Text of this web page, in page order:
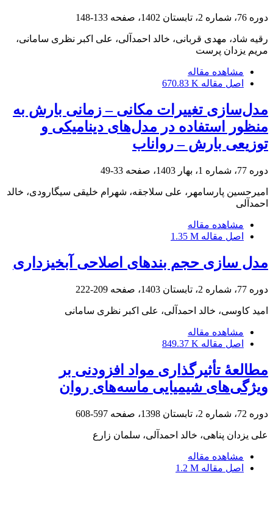
دوره 76، شماره 2، تابستان 1402، صفحه 133-148
رقیه شاد، مهدی قربانی، خالد احمدآلی، علی اکبر نظری سامانی،
مریم یزدان پرست
مشاهده مقاله
اصل مقاله 670.83 K
مدل‌سازی تغییرات مکانی – زمانی بارش به
منظور استفاده در مدل‌های دینامیکی و
توزیعی بارش – رواناب
دوره 77، شماره 1، بهار 1403، صفحه 33-49
امیرحسین پارسامهر، علی سلاجقه، شهرام خلیقی سیگارودی، خالد
احمدآلی
مشاهده مقاله
اصل مقاله 1.35 M
مدل سازی حجم بندهای اصلاحی آبخیزداری
دوره 77، شماره 2، تابستان 1403، صفحه 209-222
امید کاوسی، خالد احمدآلی، علی اکبر نظری سامانی
مشاهده مقاله
اصل مقاله 849.37 K
مطالعۀ تأثیرگذاری مواد افزودنی بر
ویژگی‌های شیمیایی ماسه‌های روان
دوره 72، شماره 2، تابستان 1398، صفحه 597-608
علی یزدان پناهی، خالد احمدآلی، سلمان زارع
مشاهده مقاله
اصل مقاله 1.2 M